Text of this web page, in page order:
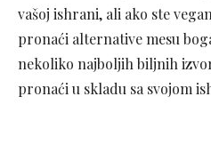
vašoj ishrani, ali ako ste
pronaći alternative mesu
nekoliko najboljih biljnih
pronaći u skladu sa svojom